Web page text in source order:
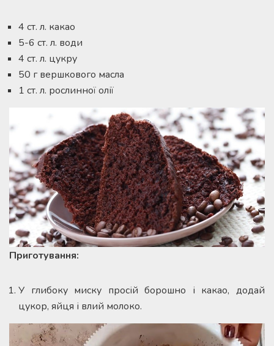
4 ст. л. какао
5-6 ст. л. води
4 ст. л. цукру
50 г вершкового масла
1 ст. л. рослинної олії
Приготування:
У глибоку миску просій борошно і какао, додай
цукор, яйця і влий молоко.